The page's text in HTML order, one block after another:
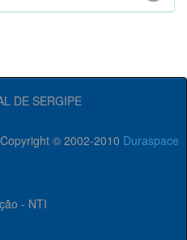
DE SERGIPE
Copyright © 2002-2010 Duraspace
- NTI